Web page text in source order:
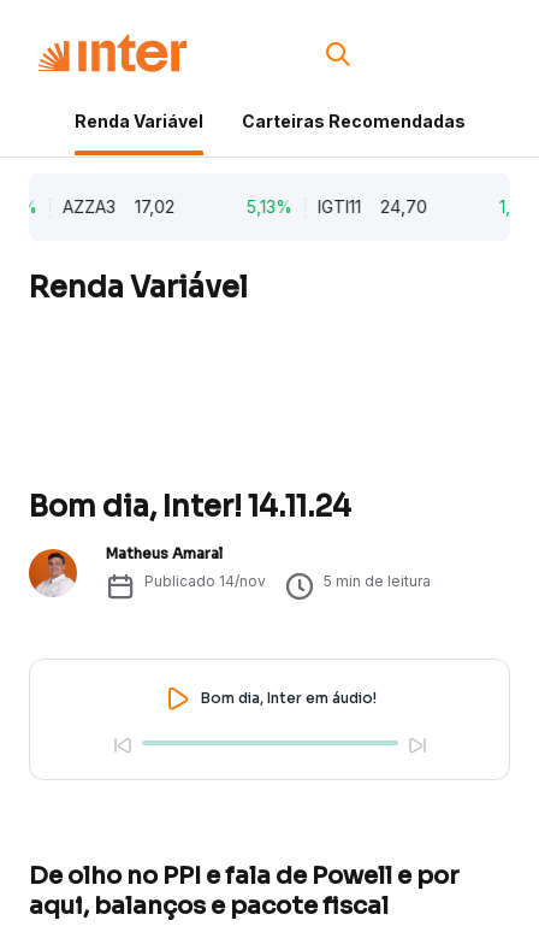
Renda Variável Carteiras Recomendadas
AZZA3 17,02 5,13% IGTI11 24,70 1,77%
Renda Variável
Bom dia, Inter! 14.11.24
Matheus Amaral
Publicado 14/nov 5 min de leitura
Bom dia, Inter em áudio!
De olho no PPI e fala de Powell e por
aqui, balanços e pacote fiscal